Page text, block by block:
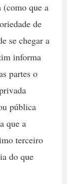
que a
de
se chegar a
informa
partes o
pública
que a
terceiro
do que